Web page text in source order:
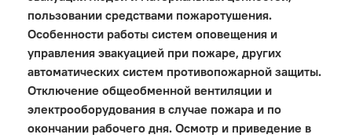
пользовании средствами пожаротушения.
Особенности работы систем оповещения и
управления эвакуацией при пожаре, других
автоматических систем противопожарной защиты.
Отключение общеобменной вентиляции и
электрооборудования в случае пожара и по
окончании рабочего дня. Осмотр и приведение в